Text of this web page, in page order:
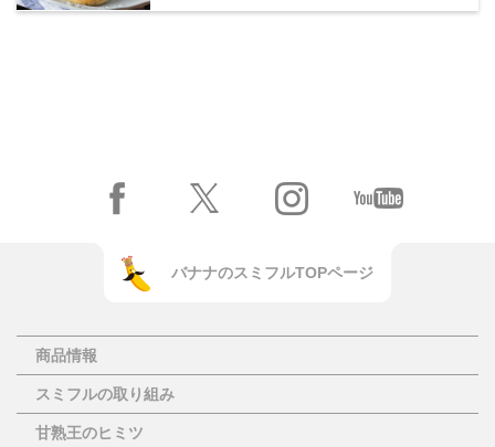
バナナのスミフルTOPページ
商品情報
スミフルの取り組み
甘熟王のヒミツ